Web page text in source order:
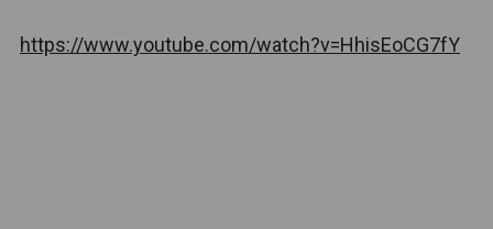
https://www.youtube.com/watch?v=HhisEoCG7fY